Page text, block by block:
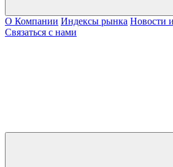
О Компании Индексы рынка Новости
Связаться с нами